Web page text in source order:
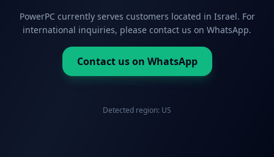
PowerPC currently serves customers located in Israel. For
international inquiries, please contact us on WhatsApp.
Contact us on WhatsApp
Detected region: US